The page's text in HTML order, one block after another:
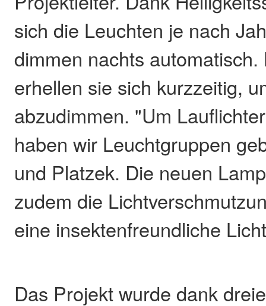
sich die Leuchten je nach
dimmen nachts
erhellen sie sich kurzzeitig,
abzudimmen. "Um
haben wir Leuchtgruppen
und Platzek. Die neuen
zudem die
eine insektenfreundliche
Das Projekt wurde dank